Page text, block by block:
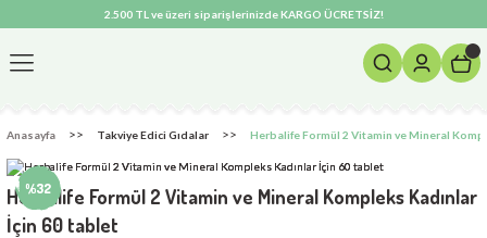
2.500 TL ve üzeri siparişlerinizde KARGO ÜCRETSİZ!
Geri Dön
Anasayfa Takviye Edici Gıdalar Herbalife Formül 2 Vitamin ve Mineral
%32
Herbalife Formül 2 Vitamin ve Mineral Kompleks Kadınlar
İçin 60 tablet